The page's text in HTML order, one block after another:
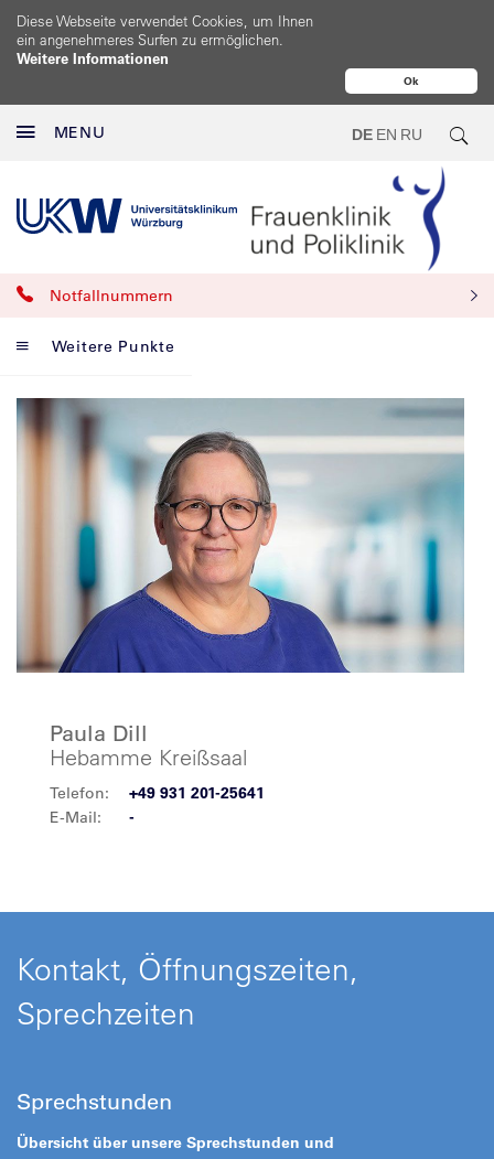
Ok
Diese Webseite verwendet Cookies, um Ihnen
ein angenehmeres Surfen zu ermöglichen.
Weitere Informationen
MENU DE EN RU
Notfallnummern
Weitere Punkte
Paula Dill
Hebamme Kreißsaal
Telefon:
+49 931 201-25641
E-Mail:
-
Kontakt, Öffnungszeiten,
Sprechzeiten
Sprechstunden
Übersicht über unsere Sprechstunden und